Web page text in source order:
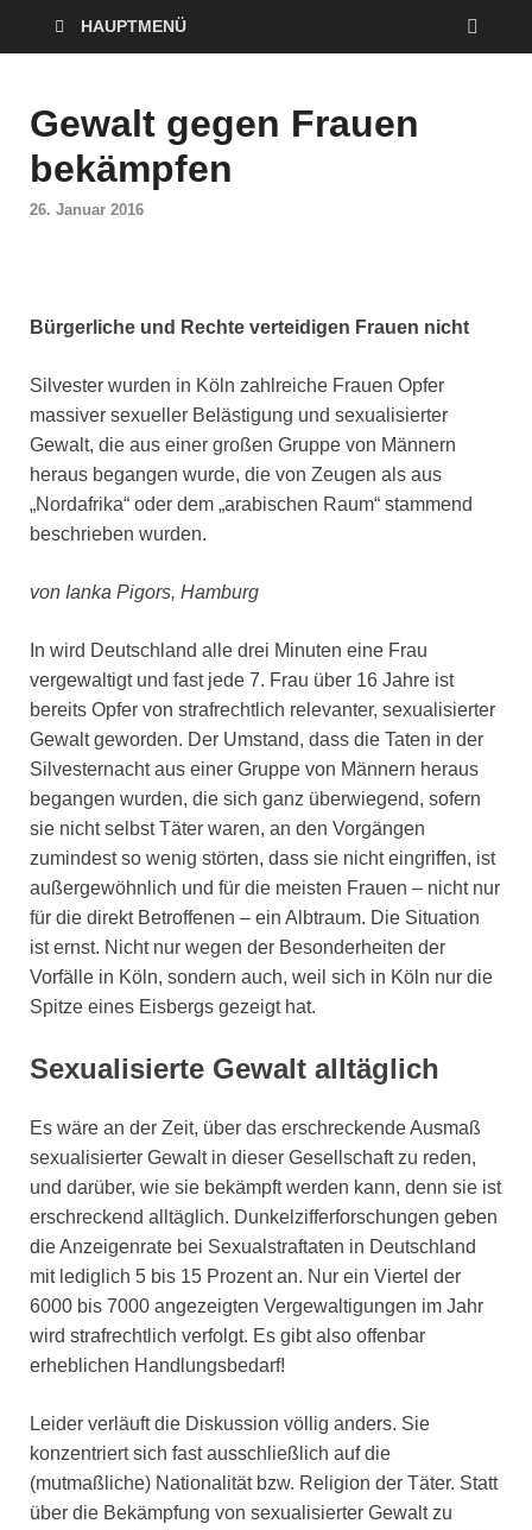
HAUPTMENÜ
Gewalt gegen Frauen
bekämpfen
26. Januar 2016
Bürgerliche und Rechte verteidigen Frauen nicht
Silvester wurden in Köln zahlreiche Frauen Opfer
massiver sexueller Belästigung und sexualisierter
Gewalt, die aus einer großen Gruppe von Männern
heraus begangen wurde, die von Zeugen als aus
„Nordafrika“ oder dem „arabischen Raum“ stammend
beschrieben wurden.
von Ianka Pigors, Hamburg
In wird Deutschland alle drei Minuten eine Frau
vergewaltigt und fast jede 7. Frau über 16 Jahre ist
bereits Opfer von strafrechtlich relevanter, sexualisierter
Gewalt geworden. Der Umstand, dass die Taten in der
Silvesternacht aus einer Gruppe von Männern heraus
begangen wurden, die sich ganz überwiegend, sofern
sie nicht selbst Täter waren, an den Vorgängen
zumindest so wenig störten, dass sie nicht eingriffen, ist
außergewöhnlich und für die meisten Frauen – nicht nur
für die direkt Betroffenen – ein Albtraum. Die Situation
ist ernst. Nicht nur wegen der Besonderheiten der
Vorfälle in Köln, sondern auch, weil sich in Köln nur die
Spitze eines Eisbergs gezeigt hat.
Sexualisierte Gewalt alltäglich
Es wäre an der Zeit, über das erschreckende Ausmaß
sexualisierter Gewalt in dieser Gesellschaft zu reden,
und darüber, wie sie bekämpft werden kann, denn sie ist
erschreckend alltäglich. Dunkelzifferforschungen geben
die Anzeigenrate bei Sexualstraftaten in Deutschland
mit lediglich 5 bis 15 Prozent an. Nur ein Viertel der
6000 bis 7000 angezeigten Vergewaltigungen im Jahr
wird strafrechtlich verfolgt. Es gibt also offenbar
erheblichen Handlungsbedarf!
Leider verläuft die Diskussion völlig anders. Sie
konzentriert sich fast ausschließlich auf die
(mutmaßliche) Nationalität bzw. Religion der Täter. Statt
über die Bekämpfung von sexualisierter Gewalt zu